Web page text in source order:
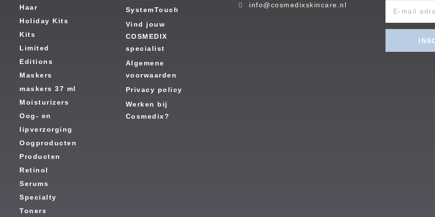
Haar
Holiday Kits
Kits
Limited
Editions
Maskers
maskers 37 ml
Moisturizers
Oog- en
lipverzorging
Oogproducten
Producten
Retinol
Serums
Specialty
Toners
SystemTouch
Vind jouw
COSMEDIX
specialist
Algemene
voorwaarden
Privacy policy
Werken bij
Cosmedix?
info@cosmedixskincare.nl